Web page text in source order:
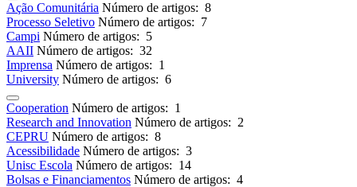
Ação Comunitária Número de artigos: 8
Processo Seletivo Número de artigos: 7
Campi Número de artigos: 5
AAII Número de artigos: 32
Imprensa Número de artigos: 1
University Número de artigos: 6
Cooperation Número de artigos: 1
Research and Innovation Número de artigos: 2
CEPRU Número de artigos: 8
Acessibilidade Número de artigos: 3
Unisc Escola Número de artigos: 14
Bolsas e Financiamentos Número de artigos: 4